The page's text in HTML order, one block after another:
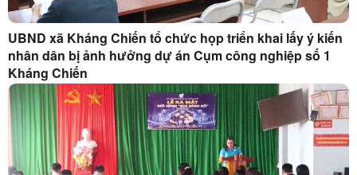
UBND xã Kháng Chiến tổ chức họp triển khai lấy ý kiến
nhân dân bị ảnh hưởng dự án Cụm công nghiệp số 1
Kháng Chiến